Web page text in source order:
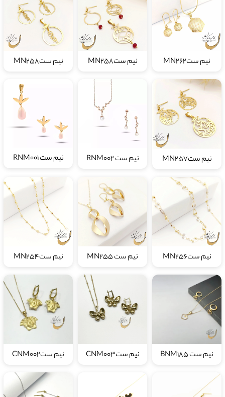
نیم ستMN262 نیم ستMN258
نیم ستMN256 نیم ست MN255 نیم ستMN254
نیم ست BNM185 نیم ستCNM002